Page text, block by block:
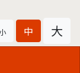
小 中 大